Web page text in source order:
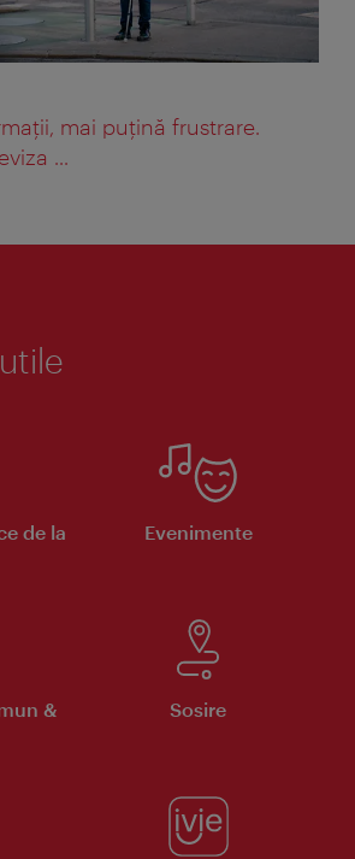
mai puţină frustrare.
...
de la
Evenimente
&
Sosire